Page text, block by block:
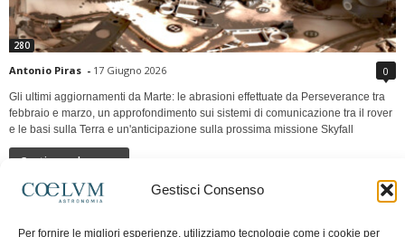
Gestisci Consenso
Per fornire le migliori esperienze, utilizziamo tecnologie come i cookie per
280
Antonio Piras - 17 Giugno 2026 0
Gli ultimi aggiornamenti da Marte: le abrasioni effettuate da Perseverance tra
febbraio e marzo, un approfondimento sui sistemi di comunicazione tra il rover
e le basi sulla Terra e un'anticipazione sulla prossima missione Skyfall
Continua a leggere